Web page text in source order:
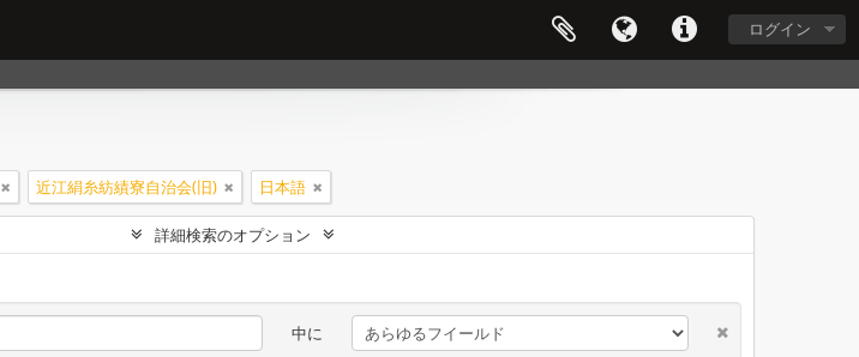
ログイン
近江絹糸紡績寮自治会(旧) 日本語
詳細検索のオプション
中に